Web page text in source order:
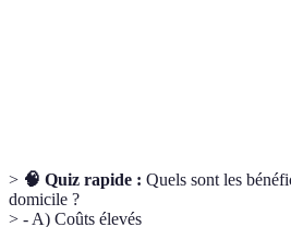
> 🧠 Quiz rapide : Quels sont les
domicile ?
> - A) Coûts élevés